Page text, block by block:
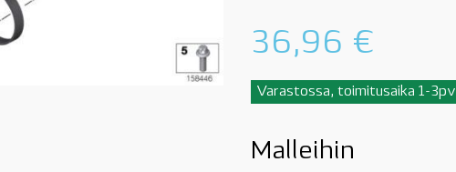
36,96 €
Varastossa, toimitusaika 1-3pv
Malleihin